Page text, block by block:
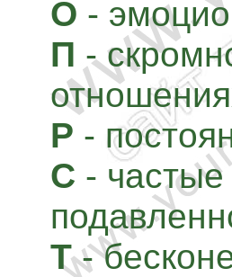
О -
П -
Р -
С -
Т-